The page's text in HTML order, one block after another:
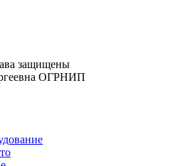
защищены
ОГРНИП